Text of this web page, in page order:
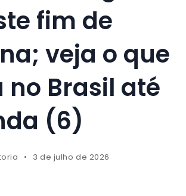
fim de
veja o que
no Brasil até
(6)
3 de julho de 2026